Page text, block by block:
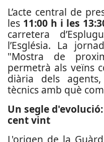
L’acte central de
les 11:00 h i les
carretera
l’Església. La
"Mostra de
permetrà als veïns
diària dels
tècnics amb què
Un segle
cent vint
L'origen de la